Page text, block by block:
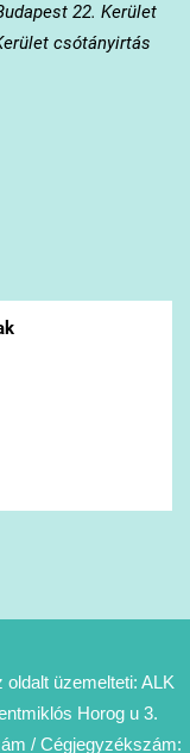
22. Kerület
csótányirtás
üzemelteti: ALK
Horog u 3.
/ Cégjegyzékszám: